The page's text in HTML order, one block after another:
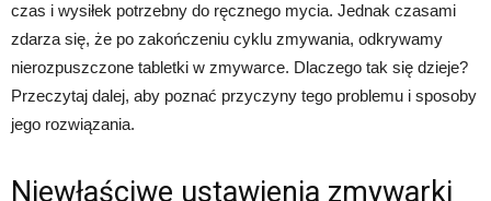
czas i wysiłek potrzebny do ręcznego mycia. Jednak czasami
zdarza się, że po zakończeniu cyklu zmywania, odkrywamy
nierozpuszczone tabletki w zmywarce. Dlaczego tak się dzieje?
Przeczytaj dalej, aby poznać przyczyny tego problemu i sposoby
jego rozwiązania.
Niewłaściwe ustawienia zmywarki